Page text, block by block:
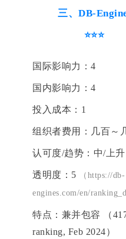
三、DB-
⭐⭐⭐
国际影响力：4
国内影响力：4
投入成本：1
组织者费用：几百～
认可度/趋势：中/上升
透明度：5
（https://db-
engines.com/en/
特点：兼并包容 （
ranking, Feb 2024）